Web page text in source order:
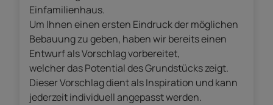
Einfamilienhaus.
Um Ihnen einen ersten Eindruck der möglichen
Bebauung zu geben, haben wir bereits einen
Entwurf als Vorschlag vorbereitet,
welcher das Potential des Grundstücks zeigt.
Dieser Vorschlag dient als Inspiration und kann
jederzeit individuell angepasst werden.